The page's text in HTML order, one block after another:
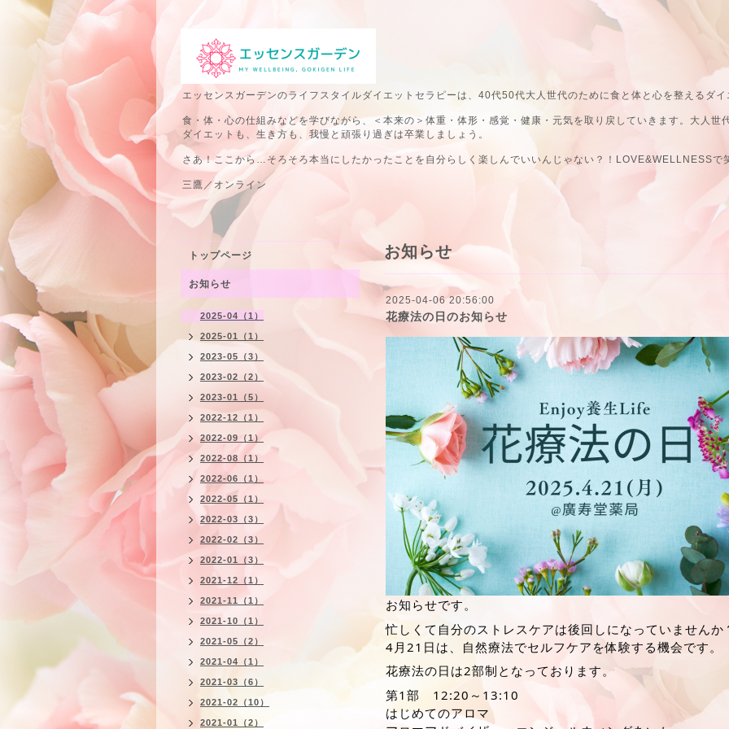
エッセンスガーデンのライフスタイルダイエットセラピーは、40代50代大人世代のために食と体と心を整えるダイ
食・体・心の仕組みなどを学びながら、＜本来の＞体重・体形・感覚・健康・元気を取り戻していきます。大人世
ダイエットも、生き方も、我慢と頑張り過ぎは卒業しましょう。
さあ！ここから…そろそろ本当にしたかったことを自分らしく楽しんでいいんじゃない？！LOVE&WELLNESS
三鷹／オンライン
お知らせ
2025-04-06 20:56:00
花療法の日のお知らせ
お知らせです。
忙しくて自分のストレスケアは後回しになっていませんか
4月21日は、自然療法でセルフケアを体験する機会です。
花療法の日は2部制となっております。
第1部 12:20～13:10
はじめてのアロマ
トップページ
お知らせ
2025-04（1）
2025-01（1）
2023-05（3）
2023-02（2）
2023-01（5）
2022-12（1）
2022-09（1）
2022-08（1）
2022-06（1）
2022-05（1）
2022-03（3）
2022-02（3）
2022-01（3）
2021-12（1）
2021-11（1）
2021-10（1）
2021-05（2）
2021-04（1）
2021-03（6）
2021-02（10）
2021-01（2）